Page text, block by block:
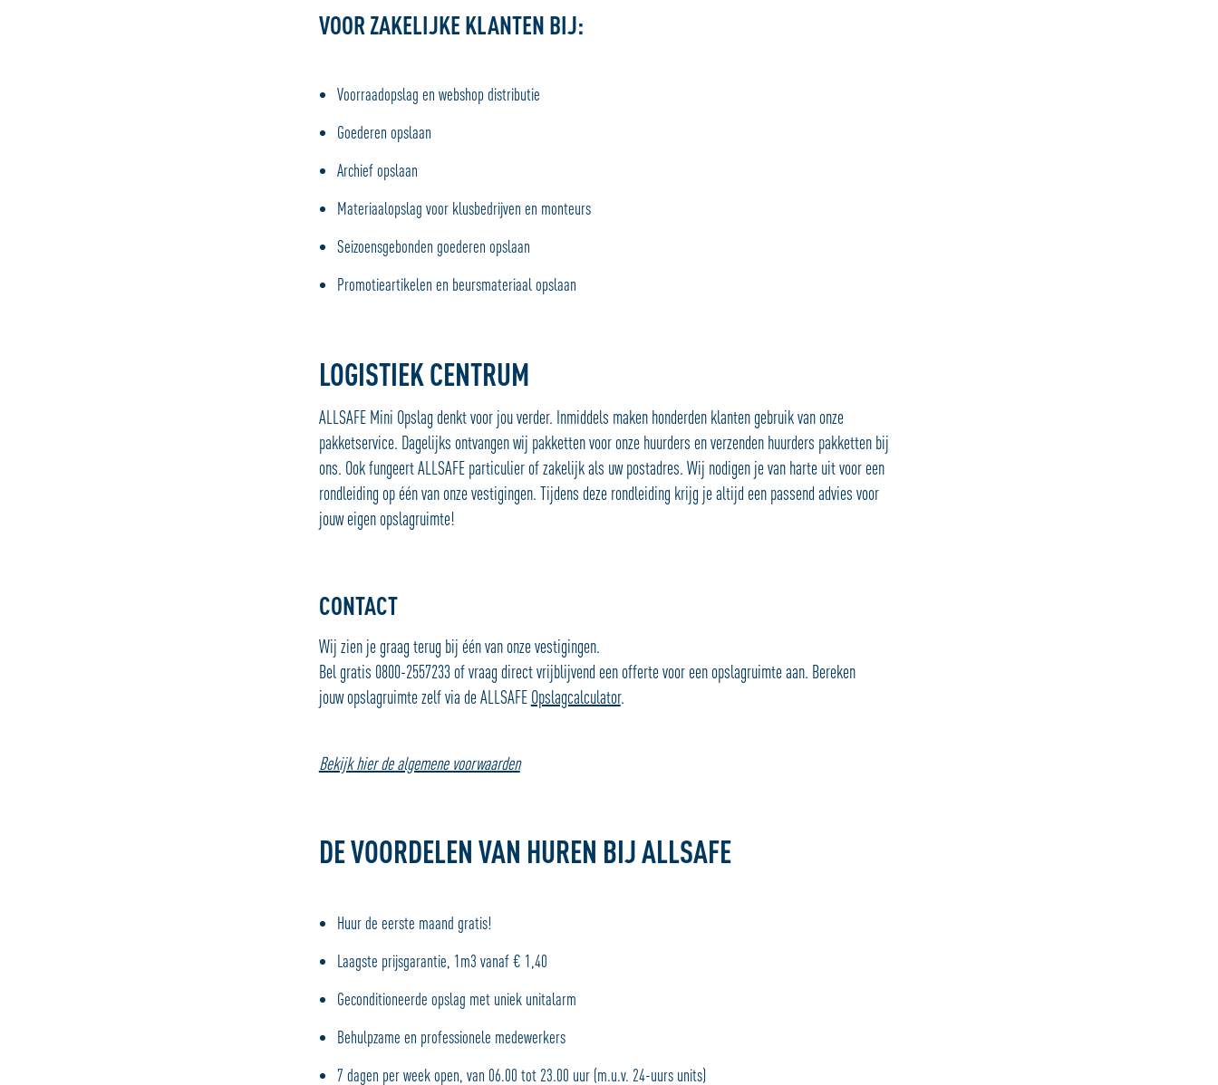
VOOR ZAKELIJKE KLANTEN BIJ:
Voorraadopslag en webshop distributie
Goederen opslaan
Archief opslaan
Materiaalopslag voor klusbedrijven en monteurs
Seizoensgebonden goederen opslaan
Promotieartikelen en beursmateriaal opslaan
LOGISTIEK CENTRUM
ALLSAFE Mini Opslag denkt voor jou verder. Inmiddels maken honderden klanten gebruik van onze
pakketservice. Dagelijks ontvangen wij pakketten voor onze huurders en verzenden huurders pakketten bij
ons. Ook fungeert ALLSAFE particulier of zakelijk als uw postadres. Wij nodigen je van harte uit voor een
rondleiding op één van onze vestigingen. Tijdens deze rondleiding krijg je altijd een passend advies voor
jouw eigen opslagruimte!
CONTACT
Wij zien je graag terug bij één van onze vestigingen.
Bel gratis 0800-2557233 of vraag direct vrijblijvend een offerte voor een opslagruimte aan. Bereken
jouw opslagruimte zelf via de ALLSAFE Opslagcalculator.
Bekijk hier de algemene voorwaarden
DE VOORDELEN VAN HUREN BIJ ALLSAFE
Huur de eerste maand gratis!
Laagste prijsgarantie, 1m3 vanaf € 1,40
Geconditioneerde opslag met uniek unitalarm
Behulpzame en professionele medewerkers
7 dagen per week open, van 06.00 tot 23.00 uur (m.u.v. 24-uurs units)